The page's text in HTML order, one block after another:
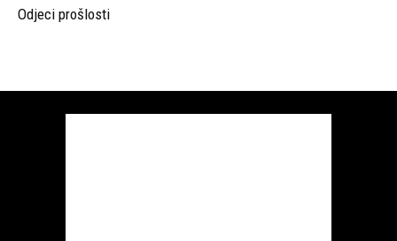
Odjeci prošlosti